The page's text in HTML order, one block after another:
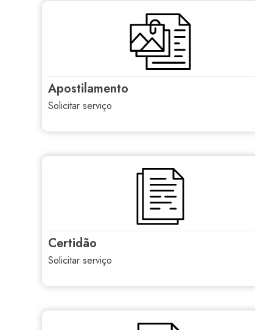
apostilamento
solicitar serviço
certidão
solicitar serviço